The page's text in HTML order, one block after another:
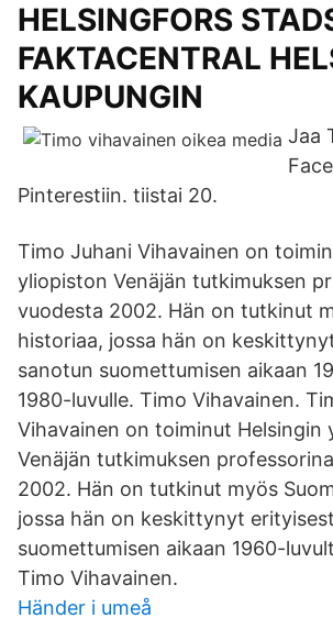
HELSINGFORS
FAKTACENTRAL
KAUPUNGIN
Jaa
Pinterestiin. tiistai 20.
Timo Juhani Vihavainen on
yliopiston Venäjän tutkimuksen
vuodesta 2002. Hän on tutkinut
historiaa, jossa hän on
sanotun suomettumisen aikaan
1980-luvulle. Timo Vihavainen.
Vihavainen on toiminut Helsingin
Venäjän tutkimuksen
2002. Hän on tutkinut myös
jossa hän on keskittynyt
suomettumisen aikaan 1960-
Timo Vihavainen.
Händer i umeå